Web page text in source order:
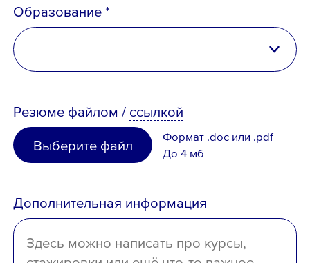
Беларусь
Узбекистан
Иное
Образование *
неполное высшее
среднее специальное
отсутствует
Резюме файлом / ссылкой
Выберите файл
Формат .doc или .pdf
До 4 мб
Дополнительная информация